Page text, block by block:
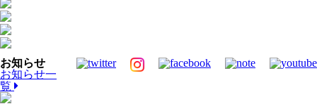
お知らせ
お知らせ一
覧